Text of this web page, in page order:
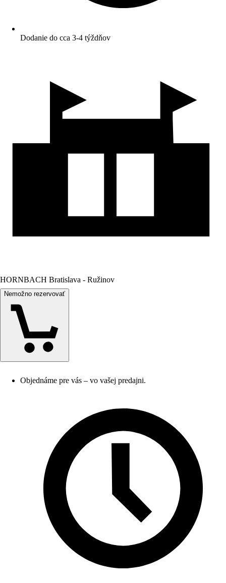
Dodanie do cca 3-4 týždňov
HORNBACH Bratislava - Ružinov
Nemožno rezervovať
Objednáme pre vás – vo vašej predajni.